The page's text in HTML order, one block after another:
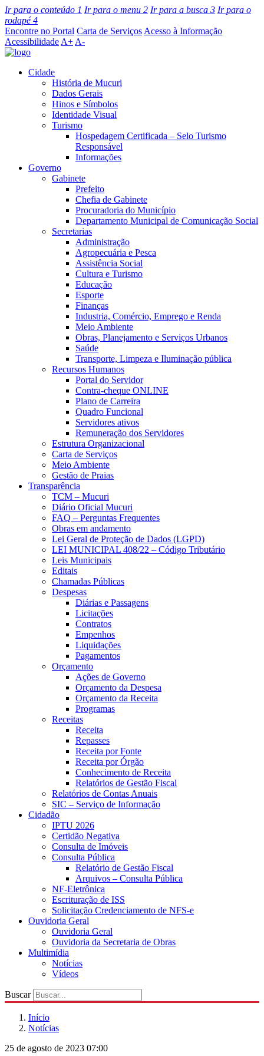
Ir para o conteúdo 1 Ir para o menu 2 Ir para a busca 3 Ir para o
rodapé4
Encontre no Portal Carta de Serviços Acesso à Informação
Acessibilidade A+ A-
Cidade
História de Mucuri
Dados Gerais
Hinos e Símbolos
Identidade Visual
Turismo
Hospedagem Certificada – Selo Turismo
Responsável
Informações
Governo
Gabinete
Prefeito
Chefia de Gabinete
Procuradoria do Município
Departamento Municipal de Comunicação Social
Secretarias
Administração
Agropecuária e Pesca
Assistência Social
Cultura e Turismo
Educação
Esporte
Finanças
Industria, Comércio, Emprego e Renda
Meio Ambiente
Obras, Planejamento e Serviços Urbanos
Saúde
Transporte, Limpeza e Iluminação pública
Recursos Humanos
Portal do Servidor
Contra-cheque ONLINE
Plano de Carreira
Quadro Funcional
Servidores ativos
Remuneração dos Servidores
Estrutura Organizacional
Carta de Serviços
Meio Ambiente
Gestão de Praias
Transparência
TCM – Mucuri
Diário Oficial Mucuri
FAQ – Perguntas Frequentes
Obras em andamento
Lei Geral de Proteção de Dados (LGPD)
LEI MUNICIPAL 408/22 – Código Tributário
Leis Municipais
Editais
Chamadas Públicas
Despesas
Diárias e Passagens
Licitações
Contratos
Empenhos
Liquidações
Pagamentos
Orçamento
Ações de Governo
Orçamento da Despesa
Orçamento da Receita
Programas
Receitas
Receita
Repasses
Receita por Fonte
Receita por Órgão
Conhecimento de Receita
Relatórios de Gestão Fiscal
Relatórios de Contas Anuais
SIC – Serviço de Informação
Cidadão
IPTU 2026
Certidão Negativa
Consulta de Imóveis
Consulta Pública
Relatório de Gestão Fiscal
Arquivos – Consulta Pública
NF-Eletrônica
Escrituração de ISS
Solicitação Credenciamento de NFS-e
Ouvidoria Geral
Ouvidoria Geral
Ouvidoria da Secretaria de Obras
Multimídia
Notícias
Vídeos
Buscar
Início
Notícias
25 de agosto de 2023 07:00